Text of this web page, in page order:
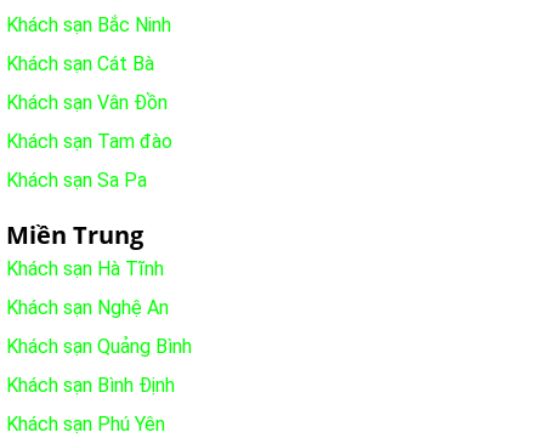
Khách sạn Bắc Ninh
Khách sạn Cát Bà
Khách sạn Vân Đồn
Khách sạn Tam đào
Khách sạn Sa Pa
Miền Trung
Khách sạn Hà Tĩnh
Khách sạn Nghệ An
Khách sạn Quảng Bình
Khách sạn Bình Định
Khách sạn Phú Yên